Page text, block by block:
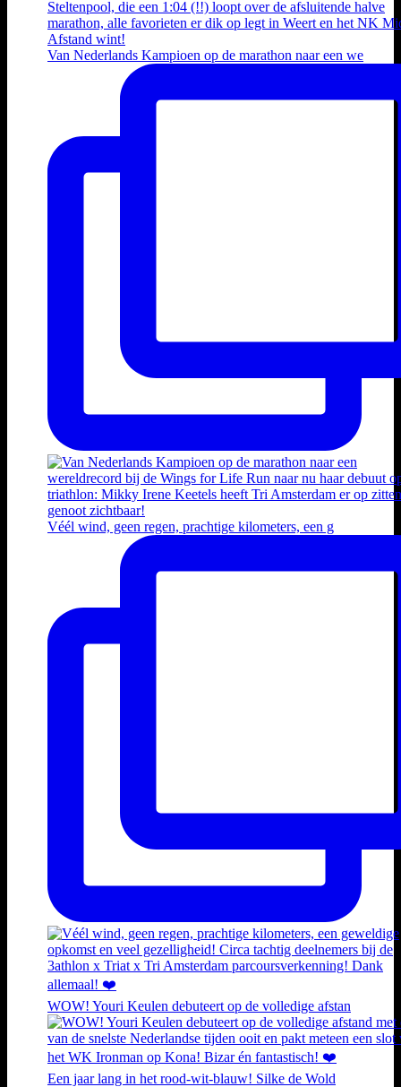
Van Nederlands Kampioen op de marathon naar een we
Véél wind, geen regen, prachtige kilometers, een g
WOW! Youri Keulen debuteert op de volledige afstan
Een jaar lang in het rood-wit-blauw! Silke de Wold